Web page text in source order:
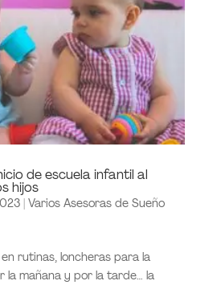
de escuela infantil al
hijos
| Varios Asesoras de Sueño
rutinas, loncheras para la
la mañana y por la tarde… la